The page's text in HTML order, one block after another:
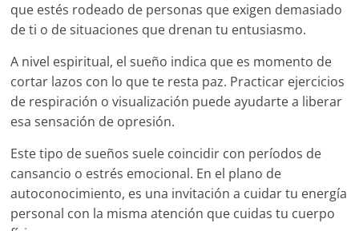
que estés rodeado de personas que exigen demasiado
de ti o de situaciones que drenan tu entusiasmo.
A nivel espiritual, el sueño indica que es momento de
cortar lazos con lo que te resta paz. Practicar ejercicios
de respiración o visualización puede ayudarte a liberar
esa sensación de opresión.
Este tipo de sueños suele coincidir con períodos de
cansancio o estrés emocional. En el plano de
autoconocimiento, es una invitación a cuidar tu energía
personal con la misma atención que cuidas tu cuerpo